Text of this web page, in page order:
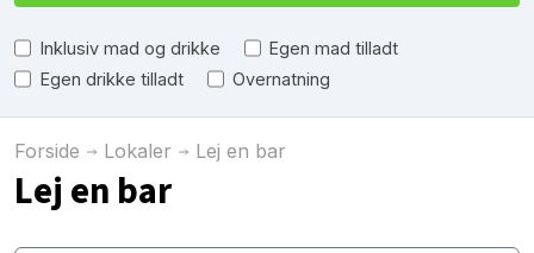
Inklusiv mad og drikke
Egen mad tilladt
Egen drikke tilladt
Overnatning
Forside Lokaler Lej en bar
Lej en bar